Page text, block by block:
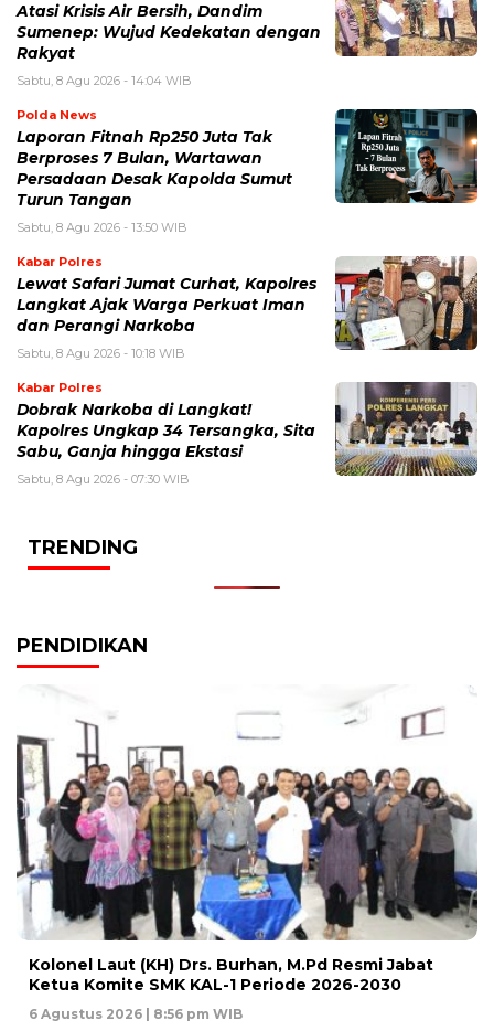
Atasi Krisis Air Bersih, Dandim
Sumenep: Wujud Kedekatan dengan
Rakyat
Sabtu, 8 Agu 2026 - 14:04 WIB
Polda News
Laporan Fitnah Rp250 Juta Tak
Berproses 7 Bulan, Wartawan
Persadaan Desak Kapolda Sumut
Turun Tangan
Sabtu, 8 Agu 2026 - 13:50 WIB
Kabar Polres
Lewat Safari Jumat Curhat, Kapolres
Langkat Ajak Warga Perkuat Iman
dan Perangi Narkoba
Sabtu, 8 Agu 2026 - 10:18 WIB
Kabar Polres
Dobrak Narkoba di Langkat!
Kapolres Ungkap 34 Tersangka, Sita
Sabu, Ganja hingga Ekstasi
Sabtu, 8 Agu 2026 - 07:30 WIB
TRENDING
PENDIDIKAN
Kolonel Laut (KH) Drs. Burhan, M.Pd Resmi Jabat
Ketua Komite SMK KAL-1 Periode 2026-2030
6 Agustus 2026 | 8:56 pm WIB